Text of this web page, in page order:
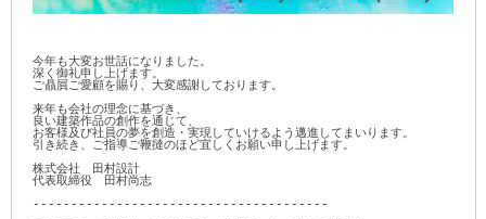
今年も大変お世話になりました。
深く御礼申し上げます。
ご贔屓ご愛顧を賜り、大変感謝しております。
来年も会社の理念に基づき、
良い建築作品の創作を通じて、
お客様及び社員の夢を創造・実現していけるよう邁進してまいります。
引き続き、ご指導ご鞭撻のほど宜しくお願い申し上げます。
株式会社　田村設計
代表取締役　田村尚志
---------------------------------------